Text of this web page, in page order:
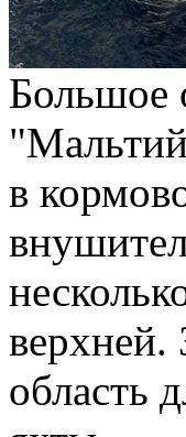
Большое
в
верхней.
область